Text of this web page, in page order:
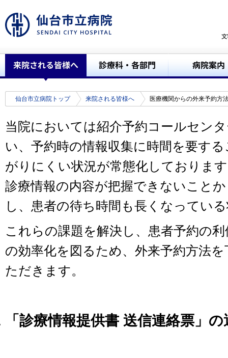
仙台市立病院トップ 来院される皆様へ 医療機関からの外来予約方
当院においては紹介予約コールセン
い、予約時の情報収集に時間を要す
がりにくい状況が常態化しておりま
診療情報の内容が把握できないこと
し、患者の待ち時間も長くなってい
これらの課題を解決し、患者予約の
の効率化を図るため、外来予約方法
ただきます。
「診療情報提供書 送信連絡票」